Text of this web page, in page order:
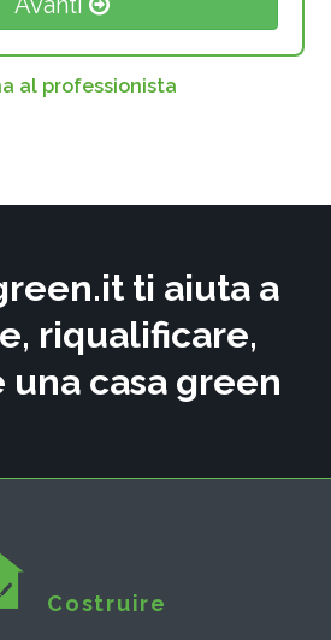
al professionista
ti aiuta a
riqualificare,
casa green
Costruire